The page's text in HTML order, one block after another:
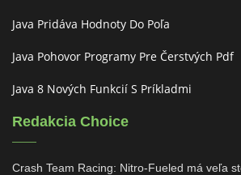
Java Pridáva Hodnoty Do Poľa
Java Pohovor Programy Pre Čerstvých Pdf
Java 8 Nových Funkcií S Príkladmi
Redakcia Choice
Crash Team Racing: Nitro-Fueled má veľa